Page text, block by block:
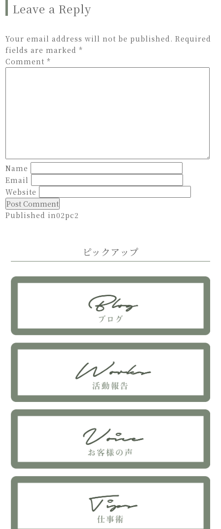
Leave a Reply
Your email address will not be published. Required
fields are marked*
Comment*
Name
Email
Website
Published in02pc2
ピックアップ